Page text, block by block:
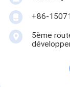
+86-
5ème